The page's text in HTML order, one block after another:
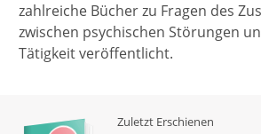
zahlreiche Bücher zu Fragen des
zwischen psychischen Störungen
Tätigkeit veröffentlicht.
Zuletzt Erschienen